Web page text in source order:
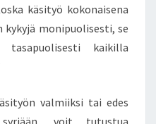
T
käsityö kokonaisena
monipuolisesti, se
kaikilla
valmiiksi tai edes
voit tutustua